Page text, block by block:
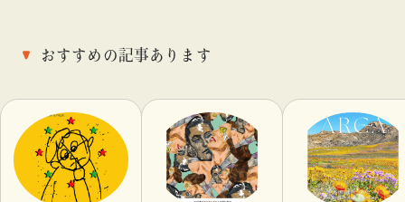
おすすめの記事あります